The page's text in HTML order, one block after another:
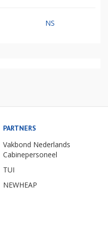
NS
PARTNERS
Vakbond Nederlands
Cabinepersoneel
TUI
NEWHEAP